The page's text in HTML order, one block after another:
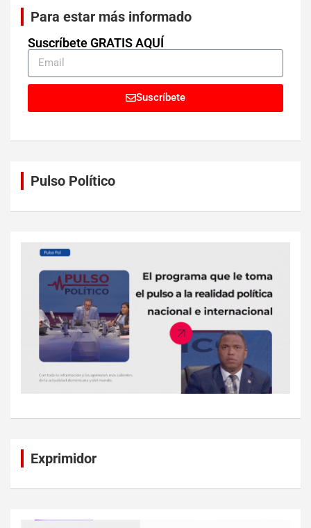
Para estar más informado
Suscríbete GRATIS AQUÍ
Suscríbete
Pulso Político
Exprimidor